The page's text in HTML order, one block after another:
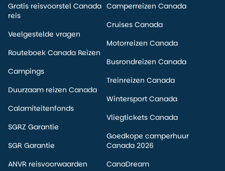
Gratis reisvoorstel Canada
reis
Veelgestelde vragen
Routeboek Canada Reizen
Campings
Duurzaam reizen Canada
Calamiteitenfonds
SGRZ Garantie
SGR Garantie
ANVR reisvoorwaarden
Camperreizen Canada
Cruises Canada
Motorreizen Canada
Busrondreizen Canada
Treinreizen Canada
Wintersport Canada
Vliegtickets Canada
Goedkope camperhuur
Canada 2026
CanaDream